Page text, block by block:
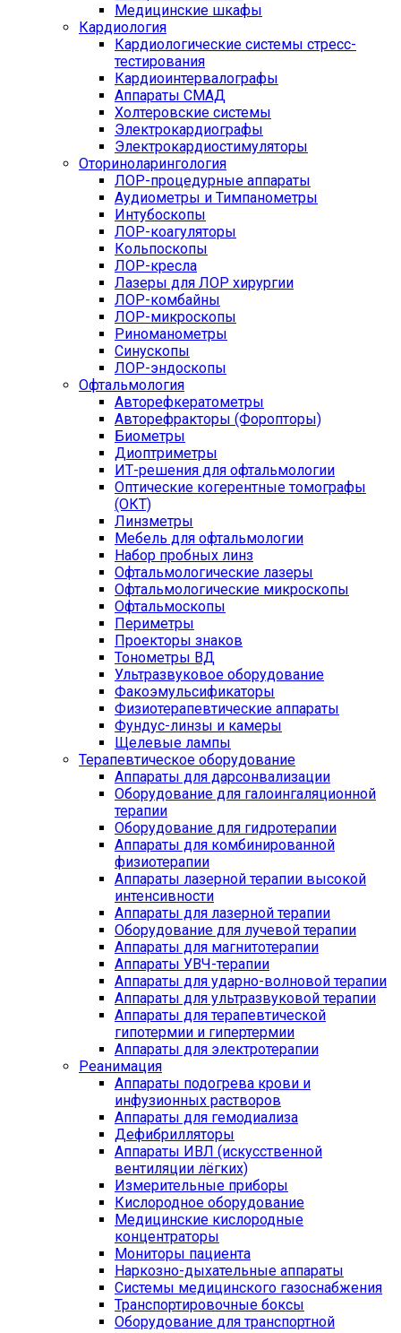
Медицинские шкафы
Кардиология
Кардиологические системы стресс-
тестирования
Кардиоинтервалографы
Аппараты СМАД
Холтеровские системы
Электрокардиографы
Электрокардиостимуляторы
Оториноларингология
ЛОР-процедурные аппараты
Аудиометры и Тимпанометры
Интубоскопы
ЛОР-коагуляторы
Кольпоскопы
ЛОР-кресла
Лазеры для ЛОР хирургии
ЛОР-комбайны
ЛОР-микроскопы
Риноманометры
Синускопы
ЛОР-эндоскопы
Офтальмология
Авторефкератометры
Авторефракторы (Форопторы)
Биометры
Диоптриметры
ИТ-решения для офтальмологии
Оптические когерентные томографы
(ОКТ)
Линзметры
Мебель для офтальмологии
Набор пробных линз
Офтальмологические лазеры
Офтальмологические микроскопы
Офтальмоскопы
Периметры
Проекторы знаков
Тонометры ВД
Ультразвуковое оборудование
Факоэмульсификаторы
Физиотерапевтические аппараты
Фундус-линзы и камеры
Щелевые лампы
Терапевтическое оборудование
Аппараты для дарсонвализации
Оборудование для галоингаляционной
терапии
Оборудование для гидротерапии
Аппараты для комбинированной
физиотерапии
Аппараты лазерной терапии высокой
интенсивности
Аппараты для лазерной терапии
Оборудование для лучевой терапии
Аппараты для магнитотерапии
Аппараты УВЧ-терапии
Аппараты для ударно-волновой терапии
Аппараты для ультразвуковой терапии
Аппараты для терапевтической
гипотермии и гипертермии
Аппараты для электротерапии
Реанимация
Аппараты подогрева крови и
инфузионных растворов
Аппараты для гемодиализа
Дефибрилляторы
Аппараты ИВЛ (искусственной
вентиляции лёгких)
Измерительные приборы
Кислородное оборудование
Медицинские кислородные
концентраторы
Мониторы пациента
Наркозно-дыхательные аппараты
Системы медицинского газоснабжения
Транспортировочные боксы
Оборудование для транспортной